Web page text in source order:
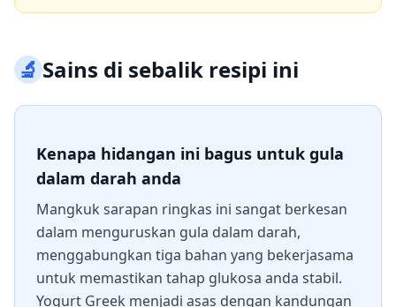
🔬Sains di sebalik resipi ini
Kenapa hidangan ini bagus untuk gula
dalam darah anda
Mangkuk sarapan ringkas ini sangat berkesan
dalam menguruskan gula dalam darah,
menggabungkan tiga bahan yang bekerjasama
untuk memastikan tahap glukosa anda stabil.
Yogurt Greek menjadi asas dengan kandungan